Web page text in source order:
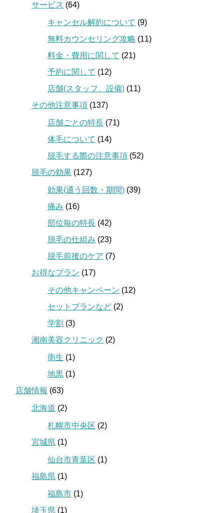
サービス (64)
キャンセル解約について (9)
無料カウンセリング攻略 (11)
料金・費用に関して (21)
予約に関して (12)
店舗(スタッフ、設備) (11)
その他注意事項 (137)
店舗ごとの特長 (71)
体毛について (14)
脱毛する際の注意事項 (52)
脱毛の効果 (127)
効果(通う回数・期間) (39)
痛み (16)
部位毎の特長 (42)
脱毛の仕組み (23)
脱毛前後のケア (7)
お得なプラン (17)
その他キャンペーン (12)
セットプランなど (2)
学割 (3)
湘南美容クリニック (2)
衛生 (1)
地黒 (1)
店舗情報 (63)
北海道 (2)
札幌市中央区 (2)
宮城県 (1)
仙台市青葉区 (1)
福島県 (1)
福島市 (1)
埼玉県 (1)